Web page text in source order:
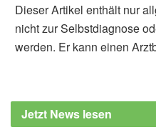
Dieser Artikel enthält nur
nicht zur Selbstdiagnose
werden. Er kann einen
Jetzt News lesen